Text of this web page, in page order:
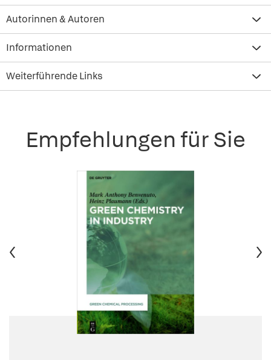
Autorinnen & Autoren
Informationen
Weiterführende Links
Empfehlungen für Sie